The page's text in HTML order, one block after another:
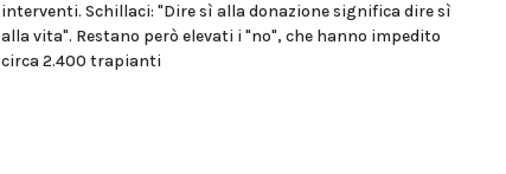
interventi. Schillaci: "Dire sì alla donazione significa dire sì
alla vita". Restano però elevati i "no", che hanno impedito
circa 2.400 trapianti